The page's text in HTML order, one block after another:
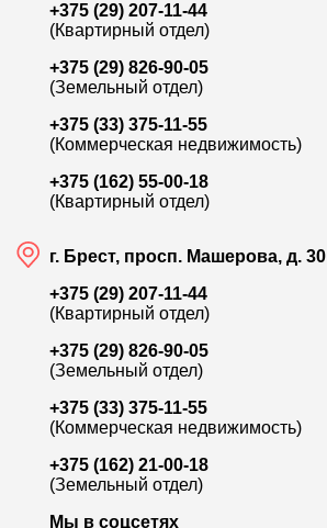
+375 (29) 207-11-44
(Квартирный отдел)
+375 (29) 826-90-05
(Земельный отдел)
+375 (33) 375-11-55
(Коммерческая недвижимость)
+375 (162) 55-00-18
(Квартирный отдел)
г. Брест, просп. Машерова, д. 30
+375 (29) 207-11-44
(Квартирный отдел)
+375 (29) 826-90-05
(Земельный отдел)
+375 (33) 375-11-55
(Коммерческая недвижимость)
+375 (162) 21-00-18
(Земельный отдел)
Мы в соцсетях